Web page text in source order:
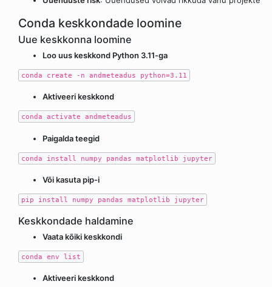
Conda keskkondade loomine
Uue keskkonna loomine
Loo uus keskkond Python 3.11-ga
conda create -n andmeteadus python=3.11
Aktiveeri keskkond
conda activate andmeteadus
Paigalda teegid
conda install numpy pandas matplotlib jupyter
Või kasuta pip-i
pip install numpy pandas matplotlib jupyter
Keskkondade haldamine
Vaata kõiki keskkondi
conda env list
Aktiveeri keskkond